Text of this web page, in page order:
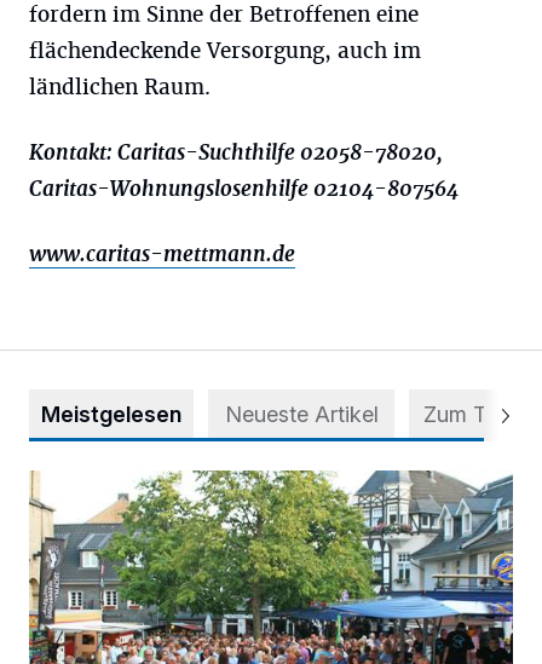
fordern im Sinne der Betroffenen eine
flächendeckende Versorgung, auch im
ländlichen Raum.
Kontakt: Caritas-Suchthilfe 02058-78020,
Caritas-Wohnungslosenhilfe 02104-807564
www.caritas-mettmann.de
Meistgelesen Neueste Artikel Zum Thema
Ein letztes Mal unter den Türmen von St. Lambertus